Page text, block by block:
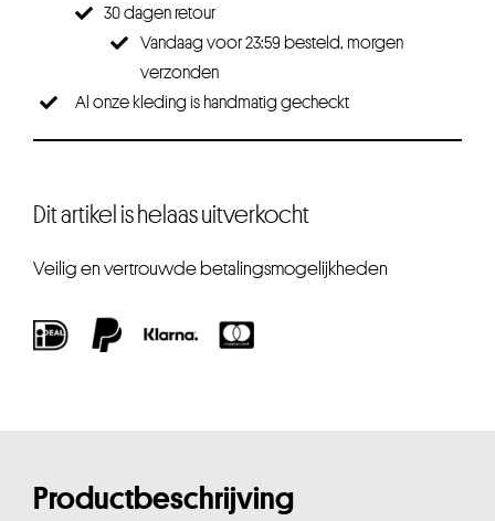
30 dagen retour
Vandaag voor 23:59 besteld, morgen
verzonden
Al onze kleding is handmatig gecheckt
Dit artikel is helaas uitverkocht
Veilig en vertrouwde betalingsmogelijkheden
Productbeschrijving